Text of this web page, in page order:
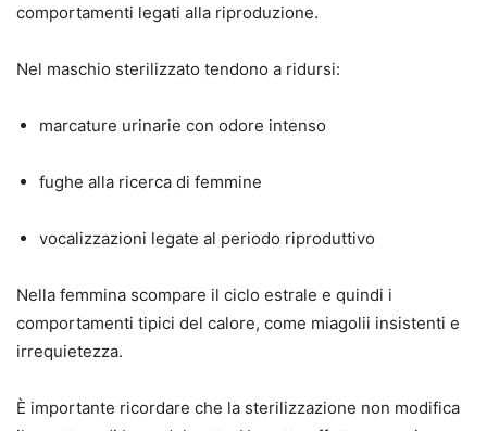
comportamenti legati alla riproduzione.
Nel maschio sterilizzato tendono a ridursi:
marcature urinarie con odore intenso
fughe alla ricerca di femmine
vocalizzazioni legate al periodo riproduttivo
Nella femmina scompare il ciclo estrale e quindi i
comportamenti tipici del calore, come miagolii insistenti e
irrequietezza.
È importante ricordare che la sterilizzazione non modifica